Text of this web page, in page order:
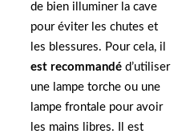
de bien illuminer la cave
pour éviter les chutes et
les blessures. Pour cela, il
est recommandé d’utiliser
une lampe torche ou une
lampe frontale pour avoir
les mains libres. Il est